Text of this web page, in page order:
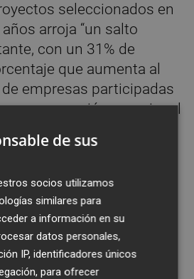
seleccionados en
arroja “un salto
con un 31% de
que aumenta al
empresas participadas
una proporción superior al
liderazgo”. Por su parte,
cifró en un 48% el
en empresas
“aunque en puestos
si bien en algunos
mayor proporción de
de las
Por su parte, Juan
de sus
socios utilizamos
similares para
a información en su
datos personales,
IP, identificadores únicos
para ofrecer